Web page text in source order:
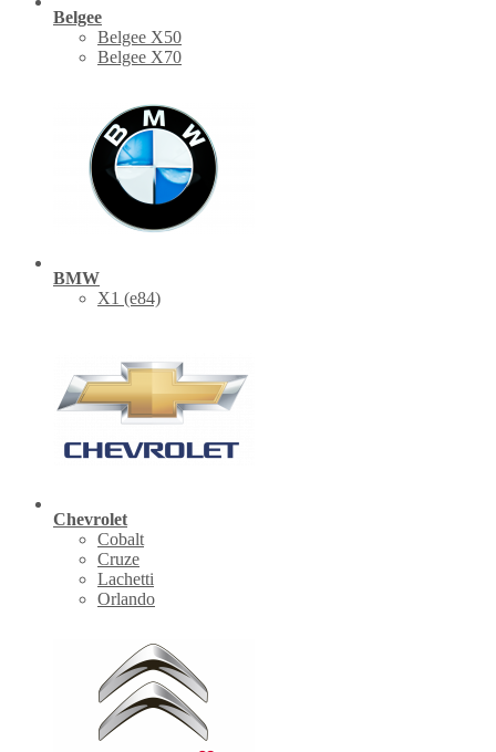
Belgee
Belgee X50
Belgee X70
BMW
X1 (е84)
Chevrolet
Cobalt
Cruze
Lachetti
Orlando